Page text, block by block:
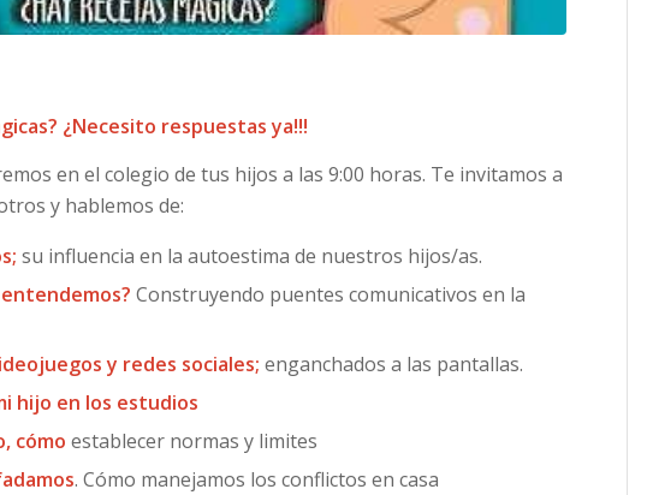
¿Necesito respuestas ya!!!
en el colegio de tus hijos a las 9:00 horas. Te invitamos a
y hablemos de:
su influencia en la autoestima de nuestros hijos/as.
entendemos?Construyendo puentes comunicativos en la
y redes sociales; enganchados a las pantallas.
hijo en los estudios
cómo establecer normas y limites
. Cómo manejamos los conflictos en casa